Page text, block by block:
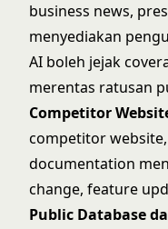
business news,
menyediakan
AI boleh jejak
merentas ratusan
Competitor
competitor
documentation
change, feature
Public Database